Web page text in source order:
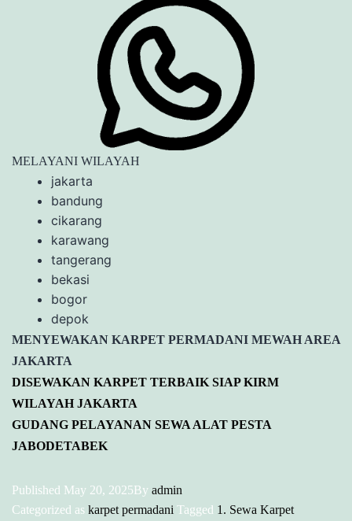
MELAYANI WILAYAH
jakarta
bandung
cikarang
karawang
tangerang
bekasi
bogor
depok
MENYEWAKAN KARPET PERMADANI MEWAH AREA
JAKARTA
DISEWAKAN KARPET TERBAIK SIAP KIRM
WILAYAH JAKARTA
GUDANG PELAYANAN SEWA ALAT PESTA
JABODETABEK
Published May 20, 2025By admin
Categorized as karpet permadani Tagged 1. Sewa Karpet